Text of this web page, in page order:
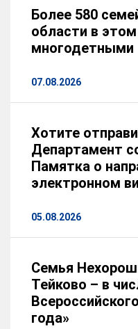
Более 580
области в
многодетными
07.08.2026
Хотите
Департамент
Памятка о
электронном
05.08.2026
Семья
Тейково – в
года»
управление».
До 2002 года
дел.
С 2002 года работает
органах социальной
социальной защиты
консультантом,
социальных выплат,
года занимала
Департамента
Правительства
Ивановской области.
Замужем, имеет двух